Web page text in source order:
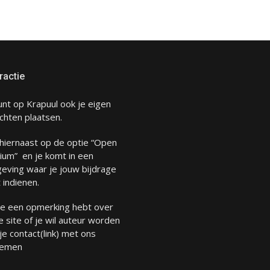
op Krapuul ook je eigen
plaatsen.
op de optie “Open
en je komt in een
waar je jouw bijdrage
een opmerking hebt over
site of je wil auteur worden
contact(link) met ons